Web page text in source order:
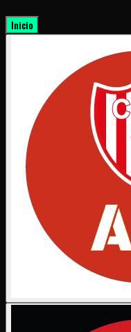
Inicio